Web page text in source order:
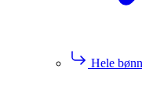
Hele